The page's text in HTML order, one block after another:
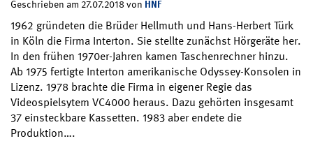
Geschrieben am 27.07.2018 von HNF
1962 gründeten die Brüder Hellmuth und Hans-Herbert Türk
in Köln die Firma Interton. Sie stellte zunächst Hörgeräte her.
In den frühen 1970er-Jahren kamen Taschenrechner hinzu.
Ab 1975 fertigte Interton amerikanische Odyssey-Konsolen in
Lizenz. 1978 brachte die Firma in eigener Regie das
Videospielsytem VC4000 heraus. Dazu gehörten insgesamt
37 einsteckbare Kassetten. 1983 aber endete die
Produktion….